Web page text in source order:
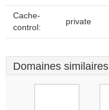
Cache-
control:
private
Domaines similaires